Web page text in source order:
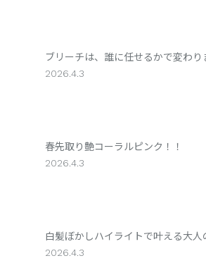
ブリーチは、誰に任せるかで変わり
2026.4.3
春先取り艶コーラルピンク！！
2026.4.3
白髪ぼかしハイライトで叶える大人
2026.4.3